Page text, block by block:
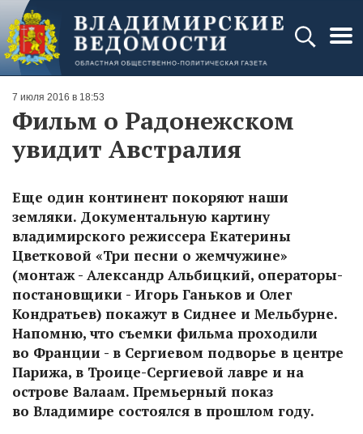
7 июля 2016 в 18:53
Фильм о Радонежском
увидит Австралия
Еще один континент покоряют наши
земляки. Документальную картину
владимирского режиссера Екатерины
Цветковой «Три песни о жемчужине»
(монтаж - Александр Альбицкий, операторы-
постановщики - Игорь Ганьков и Олег
Кондратьев) покажут в Сиднее и Мельбурне.
Напомню, что съемки фильма проходили
во Франции - в Сергиевом подворье в центре
Парижа, в Троице-Сергиевой лавре и на
острове Валаам. Премьерный показ
во Владимире состоялся в прошлом году.